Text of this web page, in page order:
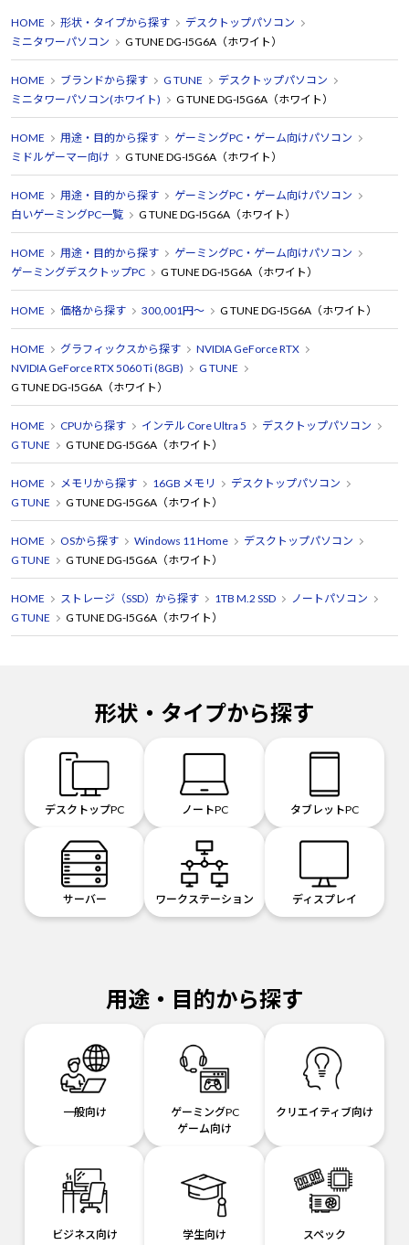
HOME 形状・タイプから探す
デスクトップパソコン
ミニタワーパソコン
G TUNE DG-I5G6A（ホワイト）
HOME ブランドから探す G TUNE
デスクトップパソコン
ミニタワーパソコン(ホワイト)
G TUNE DG-I5G6A（ホワイト）
HOME 用途・目的から探す
ゲーミングPC・ゲーム向けパソコン
ミドルゲーマー向け
G TUNE DG-I5G6A（ホワイト）
HOME 用途・目的から探す
ゲーミングPC・ゲーム向けパソコン
白いゲーミングPC一覧
G TUNE DG-I5G6A（ホワイト）
HOME 用途・目的から探す
ゲーミングPC・ゲーム向けパソコン
ゲーミングデスクトップPC
G TUNE DG-I5G6A（ホワイト）
HOME 価格から探す 300,001円～ G TUNE DG-I5G6A（ホワイト）
HOME グラフィックスから探す
NVIDIA GeForce RTX
NVIDIA GeForce RTX 5060 Ti (8GB)
G TUNE
G TUNE DG-I5G6A（ホワイト）
HOME CPUから探す インテル Core Ultra 5
デスクトップパソコン
G TUNE
G TUNE DG-I5G6A（ホワイト）
HOME メモリから探す 16GB メモリ
デスクトップパソコン
G TUNE
G TUNE DG-I5G6A（ホワイト）
HOME OSから探す Windows 11 Home
デスクトップパソコン
G TUNE
G TUNE DG-I5G6A（ホワイト）
HOME ストレージ（SSD）から探す 1TB M.2 SSD
ノートパソコン
G TUNE
G TUNE DG-I5G6A（ホワイト）
形状・タイプから探す
デスクトップPC ノートPC タブレットPC
サーバー ワークステーション ディスプレイ
用途・目的から探す
一般向け
ゲーミングPC
ゲーム向け
クリエイティブ向け
ビジネス向け 学生向け
スペック